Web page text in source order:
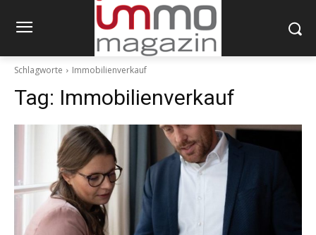
Schlagworte Immobilienverkauf
Tag: Immobilienverkauf